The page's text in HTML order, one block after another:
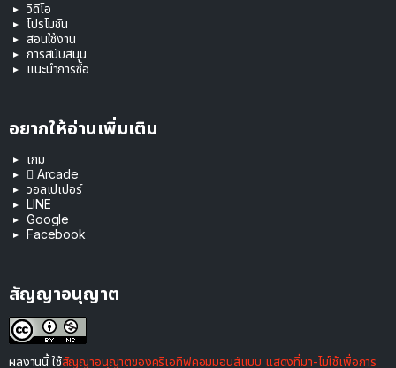
วิดีโอ
โปรโมชัน
สอนใช้งาน
การสนับสนุน
แนะนำการซื้อ
อยากให้อ่านเพิ่มเติม
เกม
 Arcade
วอลเปเปอร์
LINE
Google
Facebook
สัญญาอนุญาต
ผลงานนี้ ใช้สัญญาอนุญาตของครีเอทีฟคอมมอนส์แบบ แสดงที่มา-ไม่ใช้เพื่อการ